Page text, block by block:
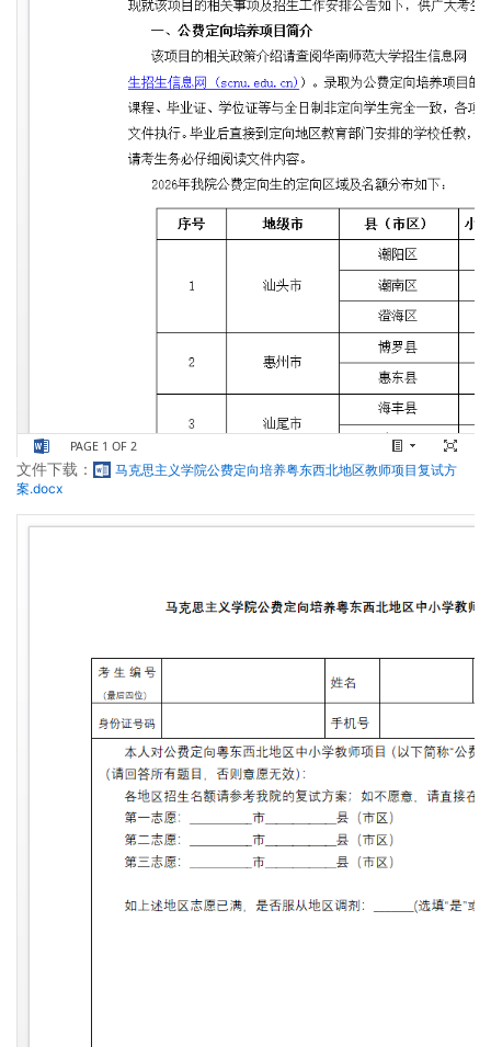
文件下载：
马克思主义学院公费定向培养粤东西北地区教师项目复试方
案.docx